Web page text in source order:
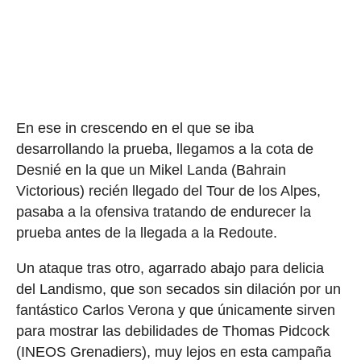
En ese in crescendo en el que se iba
desarrollando la prueba, llegamos a la cota de
Desnié en la que un Mikel Landa (Bahrain
Victorious) recién llegado del Tour de los Alpes,
pasaba a la ofensiva tratando de endurecer la
prueba antes de la llegada a la Redoute.
Un ataque tras otro, agarrado abajo para delicia
del Landismo, que son secados sin dilación por un
fantástico Carlos Verona y que únicamente sirven
para mostrar las debilidades de Thomas Pidcock
(INEOS Grenadiers), muy lejos en esta campaña